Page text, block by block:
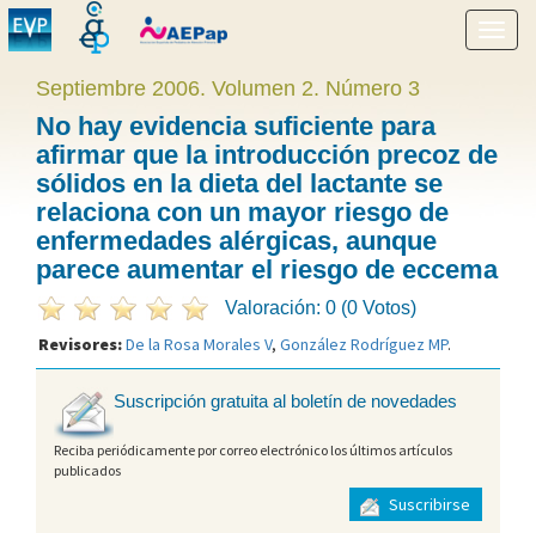
menú
Septiembre 2006. Volumen 2. Número 3
No hay evidencia suficiente para
afirmar que la introducción precoz de
sólidos en la dieta del lactante se
relaciona con un mayor riesgo de
enfermedades alérgicas, aunque
parece aumentar el riesgo de eccema
Valoración: 0 (0 Votos)
Revisores:De la Rosa Morales V, González Rodríguez MP.
Suscripción gratuita al boletín de novedades
Reciba periódicamente por correo electrónico los últimos artículos
publicados
Suscribirse